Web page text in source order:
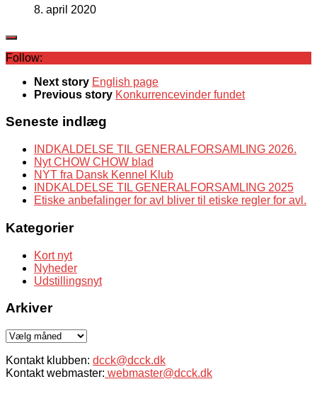
8. april 2020
Follow:
Next story English page
Previous story Konkurrencevinder fundet
Seneste indlæg
INDKALDELSE TIL GENERALFORSAMLING 2026.
Nyt CHOW CHOW blad
NYT fra Dansk Kennel Klub
INDKALDELSE TIL GENERALFORSAMLING 2025
Etiske anbefalinger for avl bliver til etiske regler for avl.
Kategorier
Kort nyt
Nyheder
Udstillingsnyt
Arkiver
Arkiver
Kontakt klubben: dcck@dcck.dk
Kontakt webmaster: webmaster@dcck.dk